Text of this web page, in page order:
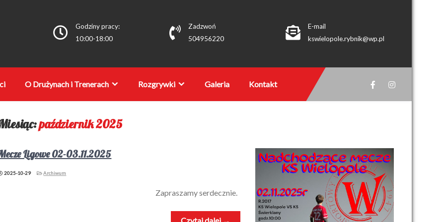
Godziny pracy:
10:00-18:00
Zadzwoń
504956220
E-mail
kswielopole.rybnik@wp.pl
O Drużynach i Trenerach Rozgrywki Galeria Kontakt
październik 2025
Ligowe 02-03.11.2025
2025-10-29 Archiwum
Zapraszamy serdecznie.
Czytaj dalej →